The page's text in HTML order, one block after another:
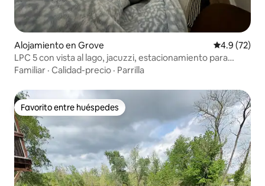
Alojamiento en Grove Calificación
4.9 (72)
LPC 5 con vista al lago, jacuzzi, estacionamiento para
botes/camiones, capacidad para 4 personas
Familiar · Calidad-precio · Parrilla
Favorito entre huéspedes
Favorito entre huéspedes